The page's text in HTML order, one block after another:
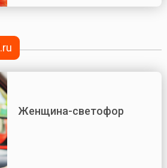
Женщина-светофор